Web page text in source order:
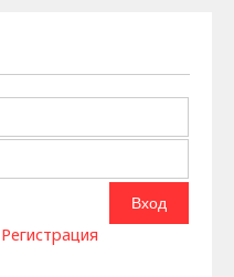
Регистрация